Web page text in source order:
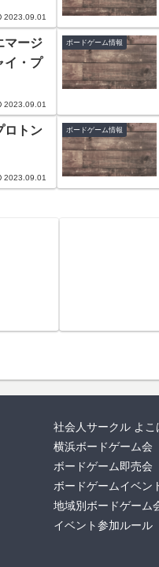
2023.09.01
マージ
イ・プ
2023.09.01
ボードゲーム情報
ロトン
2023.09.01
ボードゲーム情報
社会人サークル よこ
横浜ボードゲーム会
ボードゲーム即売会
ボードゲームイベン
地域別ボードゲーム
イベント参加ルール